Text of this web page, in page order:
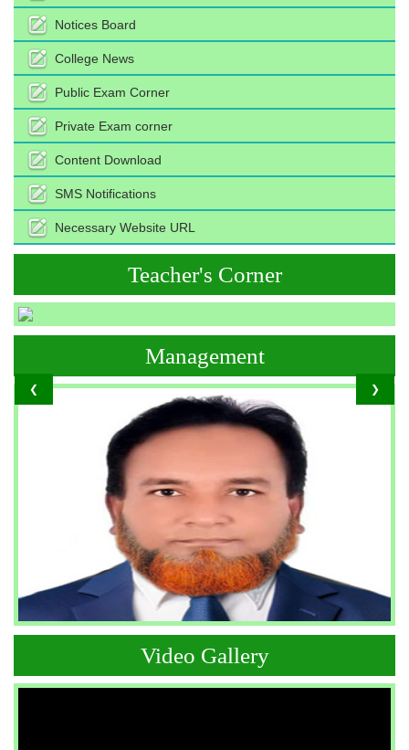
Notices Board
College News
Public Exam Corner
Private Exam corner
Content Download
SMS Notifications
Necessary Website URL
Teacher's Corner
❮ ❯
Management
Video Gallery